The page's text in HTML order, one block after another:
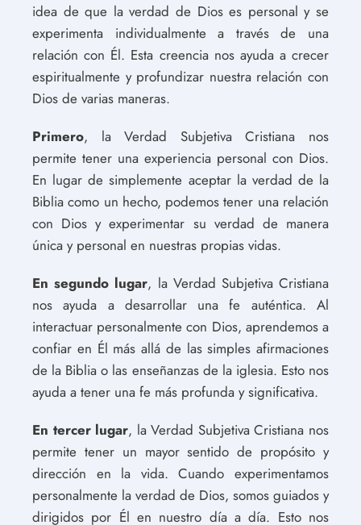
idea de que la verdad de Dios es personal y se
experimenta individualmente a través de una
relación con Él. Esta creencia nos ayuda a crecer
espiritualmente y profundizar nuestra relación con
Dios de varias maneras.
Primero, la Verdad Subjetiva Cristiana nos
permite tener una experiencia personal con Dios.
En lugar de simplemente aceptar la verdad de la
Biblia como un hecho, podemos tener una relación
con Dios y experimentar su verdad de manera
única y personal en nuestras propias vidas.
En segundo lugar, la Verdad Subjetiva Cristiana
nos ayuda a desarrollar una fe auténtica. Al
interactuar personalmente con Dios, aprendemos a
confiar en Él más allá de las simples afirmaciones
de la Biblia o las enseñanzas de la iglesia. Esto nos
ayuda a tener una fe más profunda y significativa.
En tercer lugar, la Verdad Subjetiva Cristiana nos
permite tener un mayor sentido de propósito y
dirección en la vida. Cuando experimentamos
personalmente la verdad de Dios, somos guiados y
dirigidos por Él en nuestro día a día. Esto nos